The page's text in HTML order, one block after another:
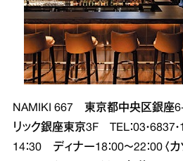
NAMIKI 667 東京都中央区銀座
リック銀座東京3F TEL：03・6837
14：30 ディナー18：00～22：00〈